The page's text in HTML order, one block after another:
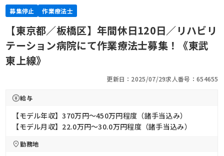
募集停止 作業療法士
【東京都／板橋区】年間休日120日／リハビリ
テーション病院にて作業療法士募集！《東武
東上線》
更新日：2025/07/29求人番号：654655
給与
【モデル年収】370万円〜450万円程度（諸手当込み）
【モデル月収】22.0万円〜30.0万円程度（諸手当込み）
勤務地